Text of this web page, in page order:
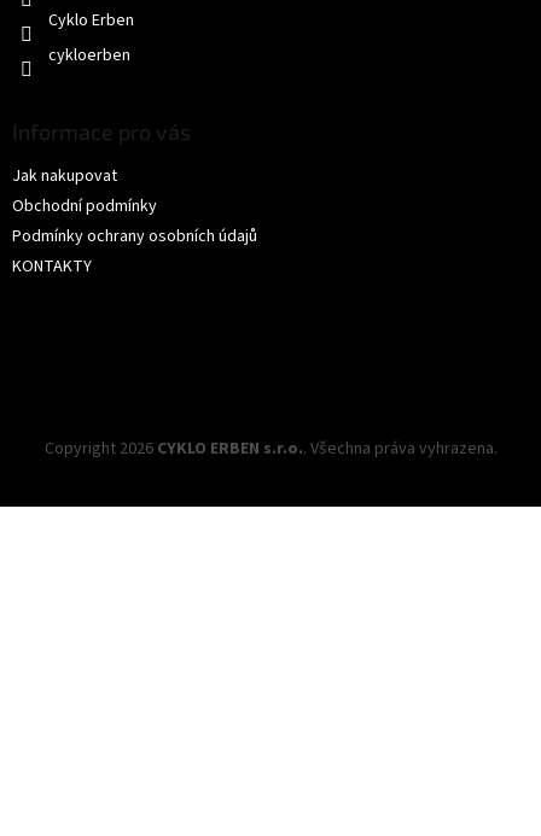
Cyklo Erben
cykloerben
Informace pro vás
Jak nakupovat
Obchodní podmínky
Podmínky ochrany osobních údajů
KONTAKTY
Copyright 2026 CYKLO ERBEN s.r.o.. Všechna práva vyhrazena.